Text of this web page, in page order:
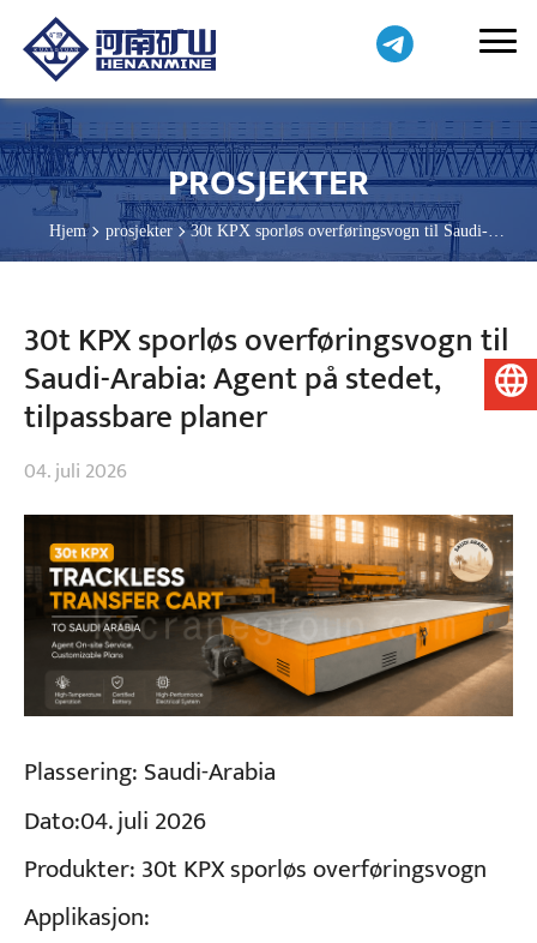
PROSJEKTER
Hjem prosjekter
30t KPX sporløs overføringsvogn til Saudi-
Arabia: Agent på stedet, tilpassbare planer
30t KPX sporløs overføringsvogn til
Saudi-Arabia: Agent på stedet,
tilpassbare planer
04. juli 2026
Plassering: Saudi-Arabia
Dato:04. juli 2026
Produkter: 30t KPX sporløs overføringsvogn
Applikasjon:
Norsk